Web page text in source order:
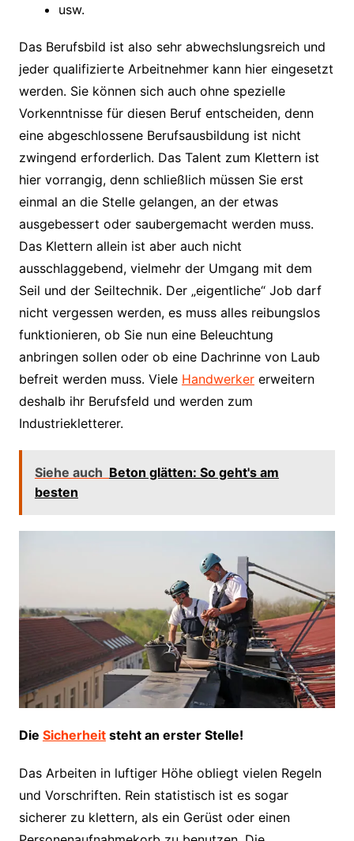
usw.
Das Berufsbild ist also sehr abwechslungsreich und
jeder qualifizierte Arbeitnehmer kann hier eingesetzt
werden. Sie können sich auch ohne spezielle
Vorkenntnisse für diesen Beruf entscheiden, denn
eine abgeschlossene Berufsausbildung ist nicht
zwingend erforderlich. Das Talent zum Klettern ist
hier vorrangig, denn schließlich müssen Sie erst
einmal an die Stelle gelangen, an der etwas
ausgebessert oder saubergemacht werden muss.
Das Klettern allein ist aber auch nicht
ausschlaggebend, vielmehr der Umgang mit dem
Seil und der Seiltechnik. Der „eigentliche“ Job darf
nicht vergessen werden, es muss alles reibungslos
funktionieren, ob Sie nun eine Beleuchtung
anbringen sollen oder ob eine Dachrinne von Laub
befreit werden muss. Viele Handwerkererweitern
deshalb ihr Berufsfeld und werden zum
Industriekletterer.
Siehe auch Beton glätten: So geht's am
besten
Die Sicherheitsteht an erster Stelle!
Das Arbeiten in luftiger Höhe obliegt vielen Regeln
und Vorschriften. Rein statistisch ist es sogar
sicherer zu klettern, als ein Gerüst oder einen